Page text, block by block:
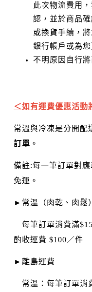
此次物流費用
認，並於商品
或換貨手續，
銀行帳戶或為
不明原因自行
＜如有運費優惠活動
常溫與冷凍是分開配
訂單 。
備註:每一筆訂單對
免運。
►常溫（肉乾、肉鬆）
每筆訂單消費滿
酌收運費 $100／件
►離島運費
常溫：每筆訂單消